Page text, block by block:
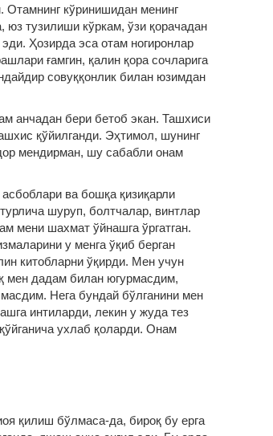
Отамнинг кўринишидан менинг
юз тузилиши кўркам, ўзи қорачадан
Ҳозирда эса отам ногиронлар
ғамгин, қалин қора сочларига
совуққонлик билан юзимдан
анчадан бери бетоб экан. Ташхиси
қўйилганди. Эҳтимол, шунинг
мендирман, шу сабабли онам
ва бошқа қизиқарли
шуруп, болтчалар, винтлар
мени шахмат ўйнашга ўргатган.
у менга ўқиб берган
китобларни ўқирди. Мен учун
мен дадам билан югурмасдим,
Нега бундай бўлганини мен
интиларди, лекин у жуда тез
ухлаб қоларди. Онам
қилиш бўлмаса-да, бироқ бу ерга